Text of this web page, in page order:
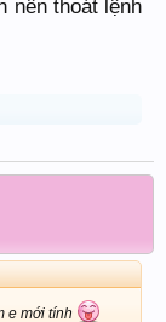
nên thoát lệnh
e mới tính